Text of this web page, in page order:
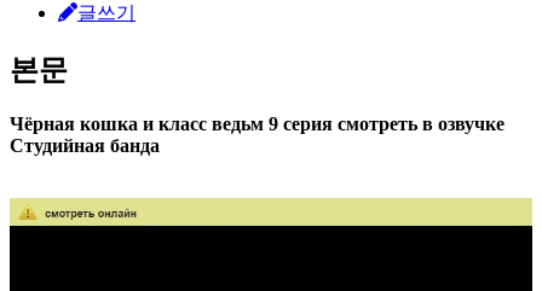
글쓰기
본문
Чёрная кошка и класс ведьм 9 серия смотреть в озвучке
Студийная банда